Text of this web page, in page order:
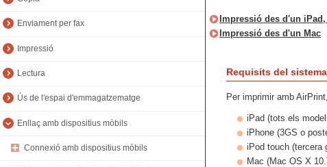
Enviament per fax
Impressió
Lectura
Ús de l'espai d'emmagatzematge
Enllaç amb dispositius mòbils
Connexió amb dispositius mòbils
Impressió des d'un
Impressió des d'un Mac
Requisits del sistema
Per imprimir amb
iPad (tots els
iPhone (3GS o
iPod touch (tercera
Mac (Mac OS X